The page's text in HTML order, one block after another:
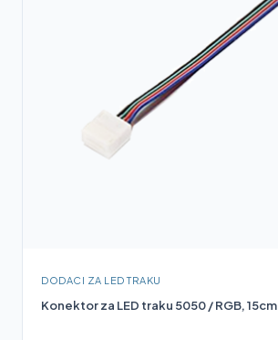
DODACI ZA LED TRAKU
Konektor za LED traku 5050 / RGB, 15cm